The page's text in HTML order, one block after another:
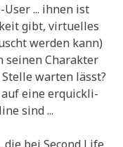
... ihnen ist
gibt, vir­tu­el­les
wer­den kann)
sei­nen Cha­rak­ter
war­ten lässt?
auf eine erquick­li­
sind ...
die bei Second Life